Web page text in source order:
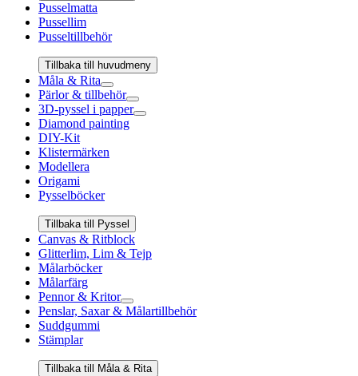
Pusselmatta
Pussellim
Pusseltillbehör
Tillbaka till huvudmeny
Måla & Rita
Pärlor & tillbehör
3D-pyssel i papper
Diamond painting
DIY-Kit
Klistermärken
Modellera
Origami
Pysselböcker
Tillbaka till Pyssel
Canvas & Ritblock
Glitterlim, Lim & Tejp
Målarböcker
Målarfärg
Pennor & Kritor
Penslar, Saxar & Målartillbehör
Suddgummi
Stämplar
Tillbaka till Måla & Rita